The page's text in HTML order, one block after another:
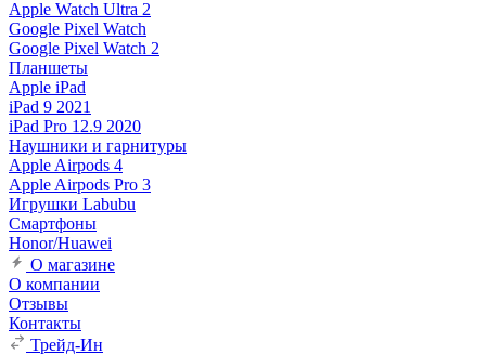
Apple Watch Ultra 2
Google Pixel Watch
Google Pixel Watch 2
Планшеты
Apple iPad
iPad 9 2021
iPad Pro 12.9 2020
Наушники и гарнитуры
Apple Airpods 4
Apple Airpods Pro 3
Игрушки Labubu
Смартфоны
Honor/Huawei
О магазине
О компании
Отзывы
Контакты
Трейд-Ин